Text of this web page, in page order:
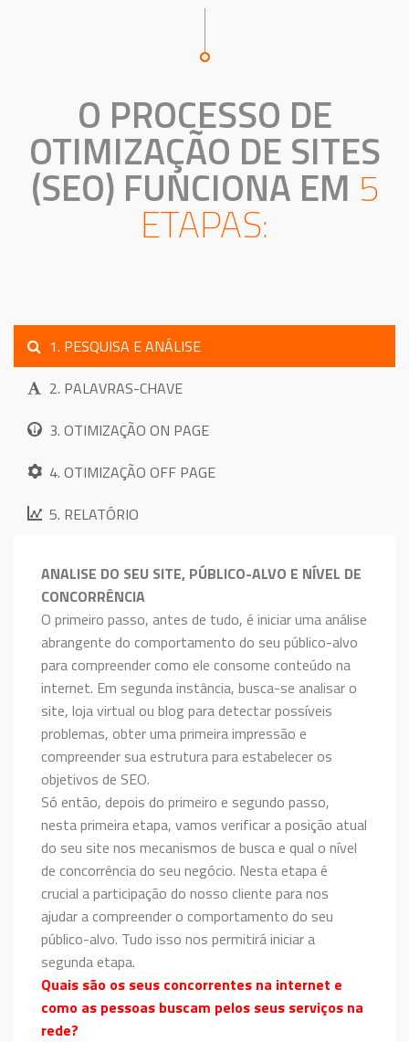
O PROCESSO DE
OTIMIZAÇÃO DE SITES
(SEO) FUNCIONA EM 5
ETAPAS:
1. PESQUISA E ANÁLISE
2. PALAVRAS-CHAVE
3. OTIMIZAÇÃO ON PAGE
4. OTIMIZAÇÃO OFF PAGE
5. RELATÓRIO
ANALISE DO SEU SITE, PÚBLICO-ALVO E NÍVEL DE
CONCORRÊNCIA
O primeiro passo, antes de tudo, é iniciar uma análise
abrangente do comportamento do seu público-alvo
para compreender como ele consome conteúdo na
internet. Em segunda instância, busca-se analisar o
site, loja virtual ou blog para detectar possíveis
problemas, obter uma primeira impressão e
compreender sua estrutura para estabelecer os
objetivos de SEO.
Só então, depois do primeiro e segundo passo,
nesta primeira etapa, vamos verificar a posição atual
do seu site nos mecanismos de busca e qual o nível
de concorrência do seu negócio. Nesta etapa é
crucial a participação do nosso cliente para nos
ajudar a compreender o comportamento do seu
público-alvo. Tudo isso nos permitirá iniciar a
segunda etapa.
Quais são os seus concorrentes na internet e
como as pessoas buscam pelos seus serviços na
rede?